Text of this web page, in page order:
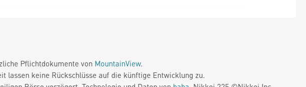
Pflichtdokumente von MountainView.
lassen keine Rückschlüsse auf die künftige Entwicklung zu.